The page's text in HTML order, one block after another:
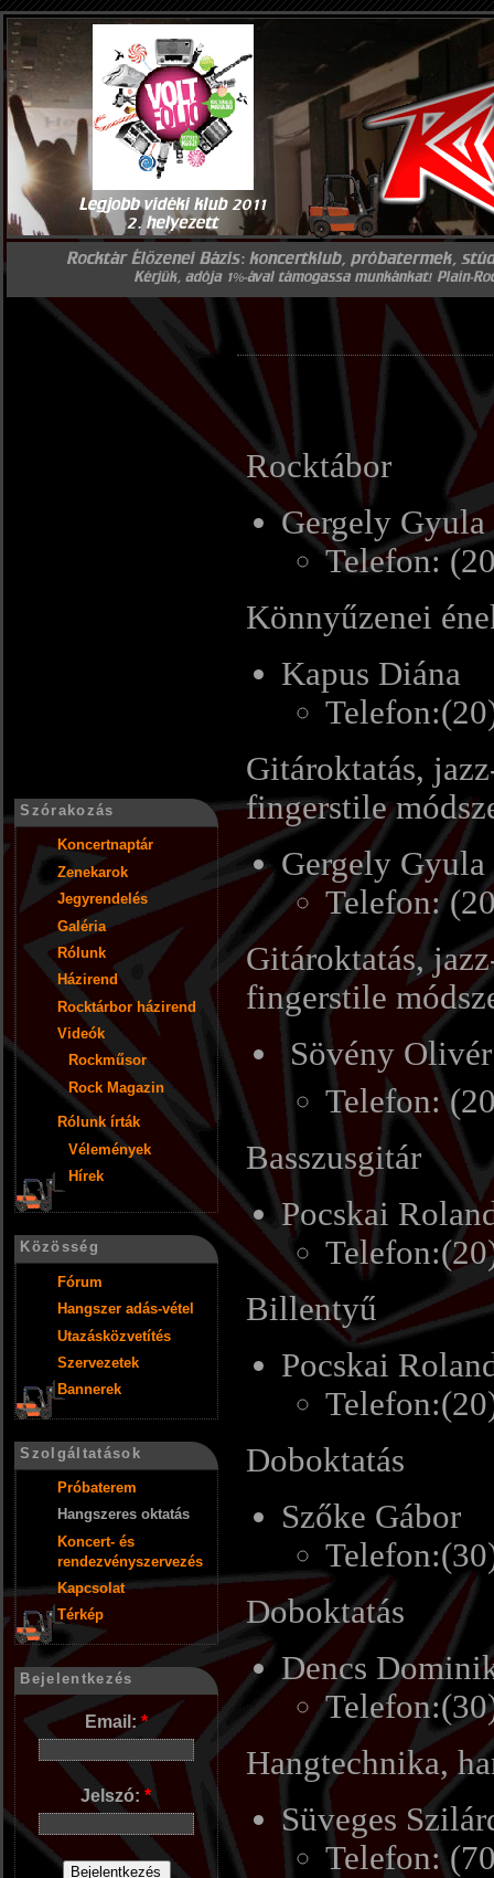
Rocktábor
Gergely Gyula
Telefon:
Könnyűzenei
Kapus Diána
Gitároktatás,
fingerstile
Gergely Gyula
Telefon:
Gitároktatás,
fingerstile
Sövény Olivér
Telefon:
Basszusgitár
Pocskai
Billentyű
Pocskai
Doboktatás
Szőke Gábor
Doboktatás
Dencs
Hangtechnika,
Süveges
Telefon:
Szórakozás
Koncertnaptár
Zenekarok
Jegyrendelés
Galéria
Rólunk
Házirend
Rocktárbor házirend
Videók
Rockműsor
Rock Magazin
Rólunk írták
Vélemények
Hírek
Közösség
Fórum
Hangszer adás-vétel
Utazásközvetítés
Szervezetek
Bannerek
Szolgáltatások
Próbaterem
Hangszeres oktatás
Koncert- és
rendezvényszervezés
Kapcsolat
Térkép
Bejelentkezés
Email:*
Jelszó:*